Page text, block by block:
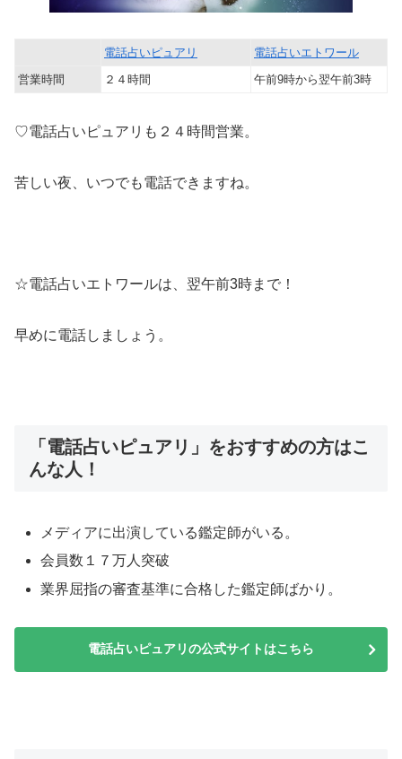
電話占いピュアリ
電話占いエトワール
営業時間
２４時間 午前9時から翌午前3時
♡電話占いピュアリも２４時間営業。
苦しい夜、いつでも電話できますね。
☆電話占いエトワールは、翌午前3時まで！
早めに電話しましょう。
「電話占いピュアリ」をおすすめの方はこ
んな人！
メディアに出演している鑑定師がいる。
会員数１７万人突破
業界屈指の審査基準に合格した鑑定師ばかり。
電話占いピュアリの公式サイトはこちら